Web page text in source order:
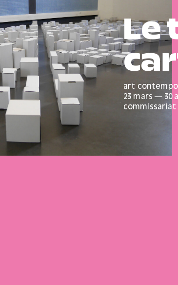
Le
art
23 mars — 30
commissariat